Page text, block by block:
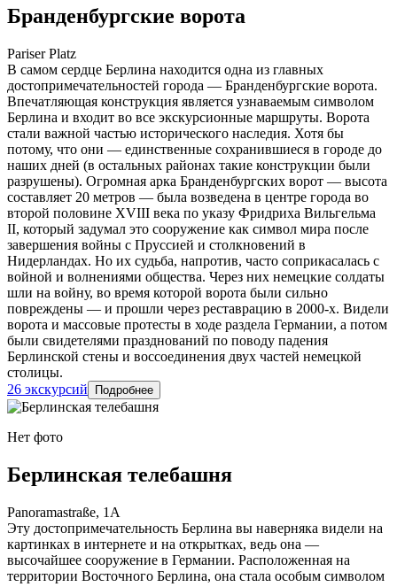
Бранденбургские ворота
Pariser Platz
В самом сердце Берлина находится одна из главных
достопримечательностей города — Бранденбургские ворота.
Впечатляющая конструкция является узнаваемым символом
Берлина и входит во все экскурсионные маршруты. Ворота
стали важной частью исторического наследия. Хотя бы
потому, что они — единственные сохранившиеся в городе до
наших дней (в остальных районах такие конструкции были
разрушены). Огромная арка Бранденбургских ворот — высота
составляет 20 метров — была возведена в центре города во
второй половине XVIII века по указу Фридриха Вильгельма
II, который задумал это сооружение как символ мира после
завершения войны с Пруссией и столкновений в
Нидерландах. Но их судьба, напротив, часто соприкасалась с
войной и волнениями общества. Через них немецкие солдаты
шли на войну, во время которой ворота были сильно
повреждены — и прошли через реставрацию в 2000-х. Видели
ворота и массовые протесты в ходе раздела Германии, а потом
были свидетелями празднований по поводу падения
Берлинской стены и воссоединения двух частей немецкой
столицы.
26 экскурсий
Подробнее
Нет фото
Берлинская телебашня
Panoramastraße, 1A
Эту достопримечательность Берлина вы наверняка видели на
картинках в интернете и на открытках, ведь она —
высочайшее сооружение в Германии. Расположенная на
территории Восточного Берлина, она стала особым символом